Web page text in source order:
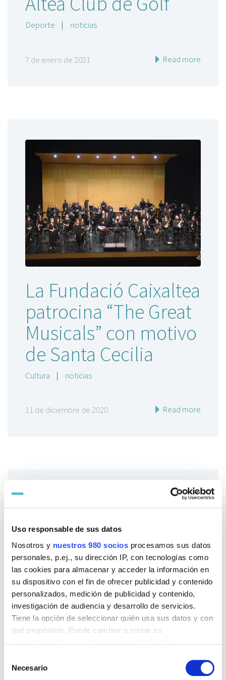
Uso responsable de sus datos
Nosotros y nuestros 980 socios procesamos sus datos
personales, p.ej., su dirección IP, con tecnologías como
las cookies para almacenar y acceder la información en
su dispositivo con el fin de ofrecer publicidad y contenido
personalizados, medición de publicidad y contenido,
investigación de audiencia y desarrollo de servicios.
Tiene la opción de seleccionar quién usa sus datos y con
qué propósitos. Puede cambiar o retirar su
consentimiento.
Necesario
Deporte | noticias
7 de enero de 2021 Read more
La Fundació Caixaltea
patrocina “The Great
Musicals” con motivo
de Santa Cecilia
Cultura | noticias
11 de diciembre de 2020 Read more
Los Premios Altea
presentan su V